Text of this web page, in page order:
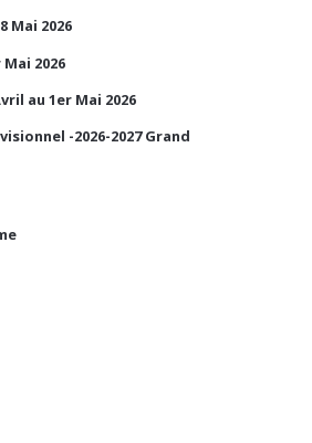
Mai 2026
Mai 2026
au 1er Mai 2026
-2026-2027 Grand